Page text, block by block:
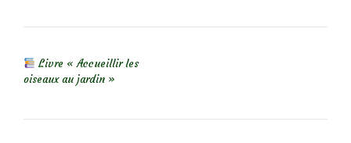
Livre « Accueillir les
oiseaux au jardin »